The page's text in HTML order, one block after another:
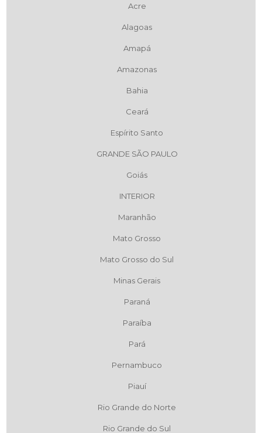
Acre
Alagoas
Amapá
Amazonas
Bahia
Ceará
Espírito Santo
GRANDE SÃO PAULO
Goiás
INTERIOR
Maranhão
Mato Grosso
Mato Grosso do Sul
Minas Gerais
Paraná
Paraíba
Pará
Pernambuco
Piauí
Rio Grande do Norte
Rio Grande do Sul